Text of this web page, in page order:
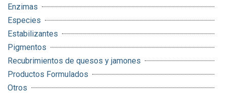
Enzimas
Especies
Estabilizantes
Pigmentos
Recubrimientos de quesos y jamones
Productos Formulados
Otros